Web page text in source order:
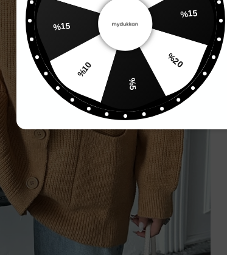
%15
%20
%5
%10
%15